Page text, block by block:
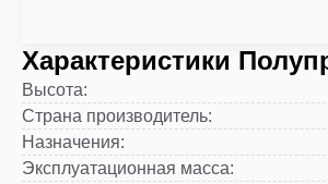
Характеристики
Высота:
Страна производитель:
Назначения:
Эксплуатационная масса: